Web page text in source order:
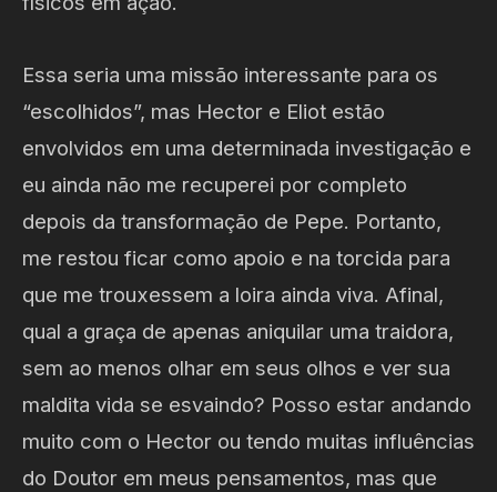
Essa seria uma missão interessante para os
“escolhidos”, mas Hector e Eliot estão
envolvidos em uma determinada investigação e
eu ainda não me recuperei por completo
depois da transformação de Pepe. Portanto,
me restou ficar como apoio e na torcida para
que me trouxessem a loira ainda viva. Afinal,
qual a graça de apenas aniquilar uma traidora,
sem ao menos olhar em seus olhos e ver sua
maldita vida se esvaindo? Posso estar andando
muito com o Hector ou tendo muitas influências
do Doutor em meus pensamentos, mas que